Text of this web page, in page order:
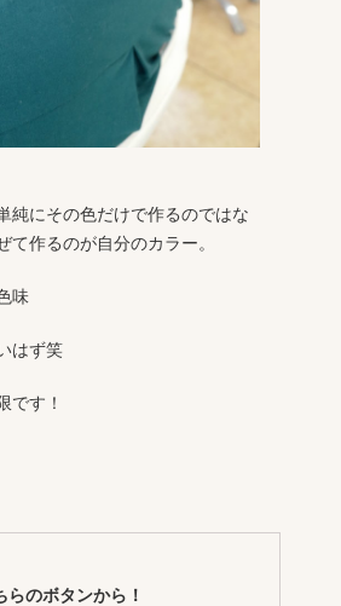
純にその色だけで作るのではな
て作るのが自分のカラー。
味
はず笑
です！
らのボタンから！